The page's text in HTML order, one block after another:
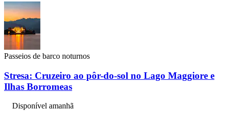
Passeios de barco noturnos
Stresa: Cruzeiro ao pôr-do-sol no Lago Maggiore e
Ilhas Borromeas
Disponível amanhã